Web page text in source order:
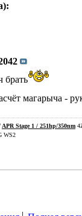
брать
магарыча -
APR Stage 1 / 251hp/350nm
WS2